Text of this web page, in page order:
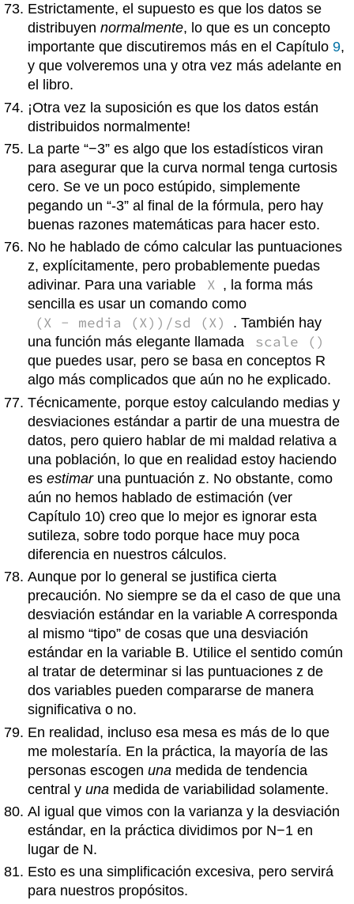
Estrictamente, el supuesto es que los datos se
distribuyennormalmente, lo que es un concepto
importante que discutiremos más en el Capítulo9,
y que volveremos una y otra vez más adelante en
el libro.
¡Otra vez la suposición es que los datos están
distribuidos normalmente!
La parte “−3” es algo que los estadísticos viran
para asegurar que la curva normal tenga curtosis
cero. Se ve un poco estúpido, simplemente
pegando un “-3” al final de la fórmula, pero hay
buenas razones matemáticas para hacer esto.
No he hablado de cómo calcular las puntuaciones
z, explícitamente, pero probablemente puedas
adivinar. Para una variable
X , la forma más
sencilla es usar un comando como
(X - media (X))/sd (X)
. También hay
una función más elegante llamada
scale ()
que puedes usar, pero se basa en conceptos R
algo más complicados que aún no he explicado.
Técnicamente, porque estoy calculando medias y
desviaciones estándar a partir de una muestra de
datos, pero quiero hablar de mi maldad relativa a
una población, lo que en realidad estoy haciendo
esestimaruna puntuación z. No obstante, como
aún no hemos hablado de estimación (ver
Capítulo 10) creo que lo mejor es ignorar esta
sutileza, sobre todo porque hace muy poca
diferencia en nuestros cálculos.
Aunque por lo general se justifica cierta
precaución. No siempre se da el caso de que una
desviación estándar en la variable A corresponda
al mismo “tipo” de cosas que una desviación
estándar en la variable B. Utilice el sentido común
al tratar de determinar si las puntuaciones z de
dos variables pueden compararse de manera
significativa o no.
En realidad, incluso esa mesa es más de lo que
me molestaría. En la práctica, la mayoría de las
personas escogenuna medida de tendencia
central yuna medida de variabilidad solamente.
Al igual que vimos con la varianza y la desviación
estándar, en la práctica dividimos por N−1 en
lugar de N.
Esto es una simplificación excesiva, pero servirá
para nuestros propósitos.